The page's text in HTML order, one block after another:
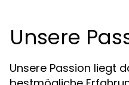
Unsere
Unsere Passion liegt